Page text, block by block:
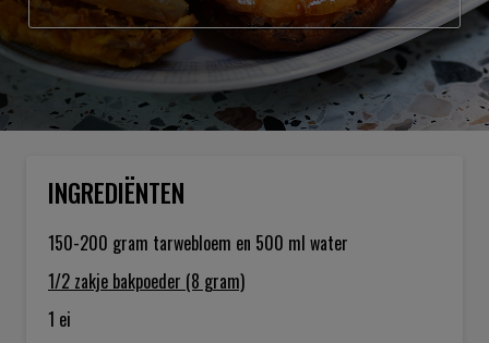
INGREDIËNTEN
150-200 gram tarwebloem en 500 ml water
1/2 zakje bakpoeder (8 gram)
1 ei